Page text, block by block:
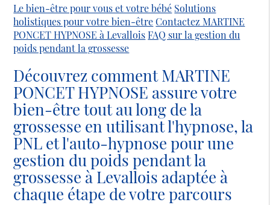
Le bien-être pour vous et votre bébé Solutions
holistiques pour votre bien-être Contactez MARTINE
PONCET HYPNOSE à Levallois FAQ sur la gestion du
poids pendant la grossesse
Découvrez comment MARTINE
PONCET HYPNOSE assure votre
bien-être tout au long de la
grossesse en utilisant l'hypnose, la
PNL et l'auto-hypnose pour une
gestion du poids pendant la
grossesse à Levallois adaptée à
chaque étape de votre parcours